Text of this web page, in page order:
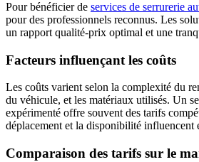
Pour bénéficier de services de serrurerie
pour des professionnels reconnus. Les
un rapport qualité-prix optimal et une
Facteurs influençant les coûts
Les coûts varient selon la complexité du
du véhicule, et les matériaux utilisés. Un
expérimenté offre souvent des tarifs
déplacement et la disponibilité influencent
Comparaison des tarifs sur le